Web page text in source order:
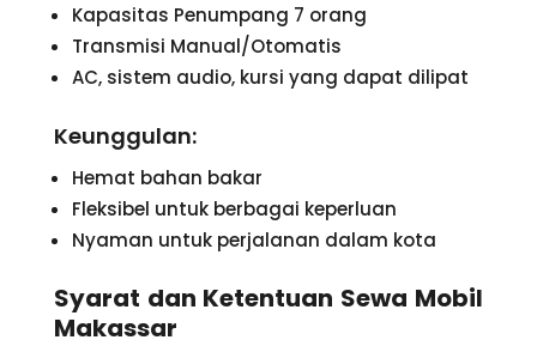
Kapasitas Penumpang 7 orang
Transmisi Manual/Otomatis
AC, sistem audio, kursi yang dapat dilipat
Keunggulan:
Hemat bahan bakar
Fleksibel untuk berbagai keperluan
Nyaman untuk perjalanan dalam kota
Syarat dan Ketentuan Sewa Mobil
Makassar